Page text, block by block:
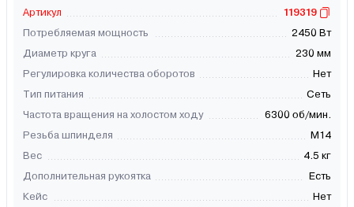
Артикул
119319
Потребляемая мощность
2450 Вт
Диаметр круга
230 мм
Регулировка количества оборотов
Нет
Тип питания
Сеть
Частота вращения на холостом ходу
6300 об/мин.
Резьба шпинделя
М14
Вес
4.5 кг
Дополнительная рукоятка
Есть
Кейс
Нет